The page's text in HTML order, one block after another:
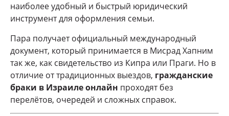
наиболее удобный и быстрый юридический
инструмент для оформления семьи.
Пара получает официальный международный
документ, который принимается в Мисрад Хапним
так же, как свидетельство из Кипра или Праги. Но в
отличие от традиционных выездов, гражданские
браки в Израиле онлайн проходят без
перелётов, очередей и сложных справок.